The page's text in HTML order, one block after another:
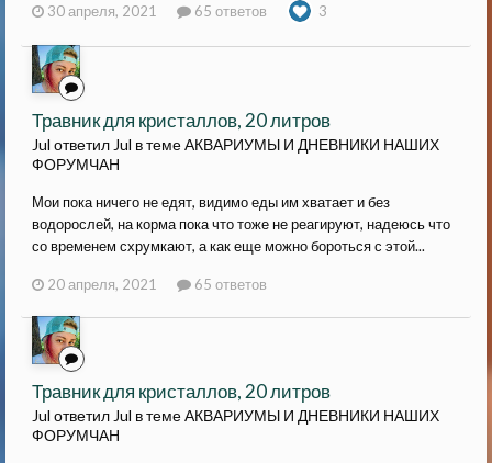
30 апреля, 2021 65 ответов 3
Травник для кристаллов, 20 литров
Jul ответил Jul в темеАКВАРИУМЫ И ДНЕВНИКИ НАШИХ
ФОРУМЧАН
Мои пока ничего не едят, видимо еды им хватает и без
водорослей, на корма пока что тоже не реагируют, надеюсь что
со временем схрумкают, а как еще можно бороться с этой...
20 апреля, 2021 65 ответов
Травник для кристаллов, 20 литров
Jul ответил Jul в темеАКВАРИУМЫ И ДНЕВНИКИ НАШИХ
ФОРУМЧАН